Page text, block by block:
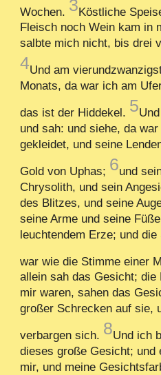
Wochen. 3Köstliche
Fleisch noch Wein kam in
salbte mich nicht, bis drei
4Und am
Monats, da war ich am
das ist der Hiddekel. 5
und sah: und siehe, da
gekleidet, und seine
Gold von Uphas; 6und
Chrysolith, und sein
des Blitzes, und seine
seine Arme und seine
leuchtendem Erze; und
war wie die Stimme einer
allein sah das Gesicht; die
mir waren, sahen das
großer Schrecken auf sie,
verbargen sich. 8Und ich
dieses große Gesicht; und
mir, und meine